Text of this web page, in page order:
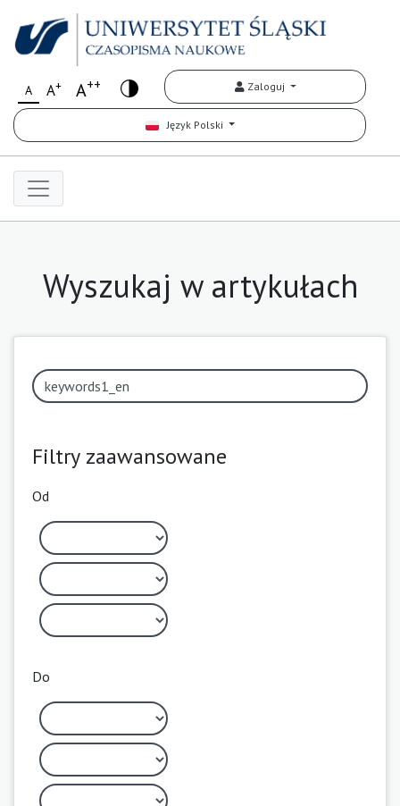
A A+ A++ Zaloguj
Język Polski
Wyszukaj w artykułach
Filtry zaawansowane
Od
Do